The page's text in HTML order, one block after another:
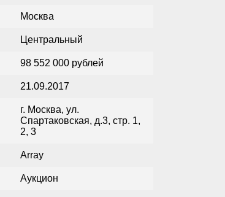
Москва
Центральный
98 552 000 рублей
21.09.2017
г. Москва, ул.
Спартаковская, д.3, стр. 1,
2, 3
Array
Аукцион